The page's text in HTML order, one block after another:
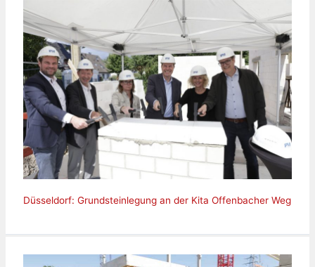
Düsseldorf: Grundsteinlegung an der Kita Offenbacher Weg